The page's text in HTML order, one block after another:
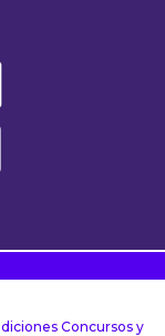
Concursos y